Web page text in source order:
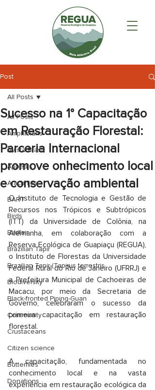
Post
All Posts
Amphibians
AvistarBrasil
Appeals
Arachnids
BART
Birds
Birdfair
Brazilian Tapir
Brazilian Tapir (Tapirus terrestris
Biodiversity
Black-fronted Piping-Guan
Community
Crustaceans
Citizen science
Butterflies
Donations
All Posts
Sucesso na 1° Capacitação
em Restauração Florestal:
Parceria Internacional
promove onhecimento local
e conservação ambiental
O Instituto de Tecnologia e Gestão de
Recursos nos Trópicos e Subtrópicos
(ITT) da Universidade de Colônia, na
Alemanha, em colaboração com a
Reserva Ecológica de Guapiaçu (REGUA),
o Instituto de Florestas da Universidade
Federal Rural do Rio de Janeiro (UFRRJ) e
a Prefeitura Municipal de Cachoeiras de
Macacu, por meio da Secretaria de
Governo, celebraram o sucesso da
primeira capacitação em restauração
florestal.
A capacitação, fundamentada no
conhecimento local e na vasta
experiência em restauração ecológica da